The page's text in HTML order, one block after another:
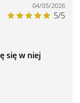
04/05/2026
5/5
się w niej